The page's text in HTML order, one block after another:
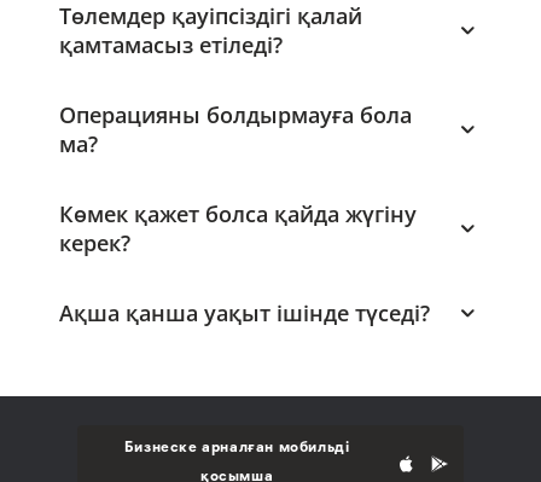
Төлемдер қауіпсіздігі қалай
қамтамасыз етіледі?
Операцияны болдырмауға бола
ма?
Көмек қажет болса қайда жүгіну
керек?
Ақша қанша уақыт ішінде түседі?
Бизнеске арналған мобильді
қосымша